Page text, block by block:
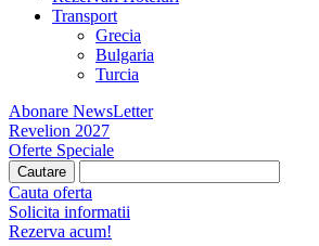
Transport
Grecia
Bulgaria
Turcia
Abonare NewsLetter
Revelion 2027
Oferte Speciale
Cauta oferta
Solicita informatii
Rezerva acum!